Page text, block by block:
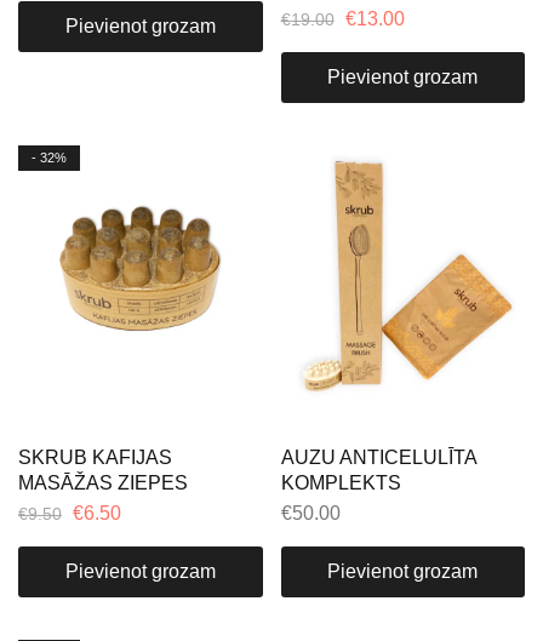
Pievienot grozam €19.00 €13.00
Pievienot grozam
- 32%
SKRUB KAFIJAS
MASĀŽAS ZIEPES
€9.50 €6.50
Pievienot grozam
AUZU ANTICELULĪTA
KOMPLEKTS
€50.00
Pievienot grozam